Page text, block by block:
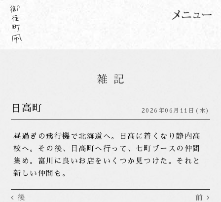
日高町 2026年06月11日(木)
昼過ぎの飛行機で北海道へ。日高に着くなり静内高
校へ。その後、日高町へ行って、七町ブースの仲間
集め。富川に良いお店をいくつか見つけた。それと
新しい仲間も。
後 前